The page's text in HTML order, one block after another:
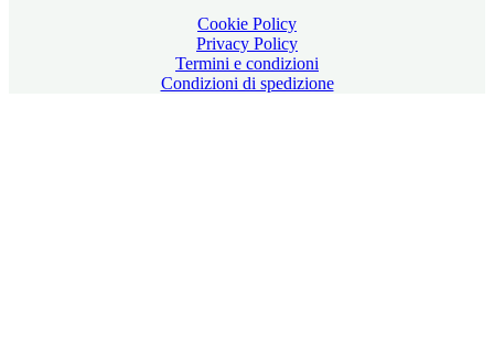
Cookie Policy
Privacy Policy
Termini e condizioni
Condizioni di spedizione